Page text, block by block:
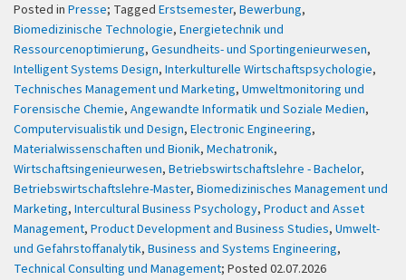
Posted in Presse; Tagged Erstsemester, Bewerbung,
Biomedizinische Technologie, Energietechnik und
Ressourcenoptimierung, Gesundheits- und Sportingenieurwesen,
Intelligent Systems Design, Interkulturelle Wirtschaftspsychologie,
Technisches Management und Marketing, Umweltmonitoring und
Forensische Chemie, Angewandte Informatik und Soziale Medien,
Computervisualistik und Design, Electronic Engineering,
Materialwissenschaften und Bionik, Mechatronik,
Wirtschaftsingenieurwesen, Betriebswirtschaftslehre - Bachelor,
Betriebswirtschaftslehre-Master, Biomedizinisches Management und
Marketing, Intercultural Business Psychology, Product and Asset
Management, Product Development and Business Studies, Umwelt-
und Gefahrstoffanalytik, Business and Systems Engineering,
Technical Consulting und Management; Posted 02.07.2026